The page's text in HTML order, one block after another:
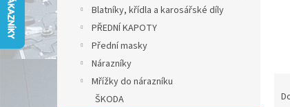
í
p
a
n
Blatníky, křídla a karosářské díly
PŘEDNÍ KAPOTY
Přední masky
Nárazníky
Mřížky do nárazníku
ŠKODA